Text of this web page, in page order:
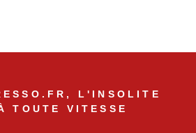
L'INSOLITE
TOUTE VITESSE